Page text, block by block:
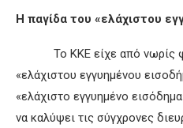
Η παγίδα του «ελάχιστου
Το ΚΚΕ είχε από νωρίς
«ελάχιστου εγγυημένου
«ελάχιστο εγγυημένο
να καλύψει τις σύγχρονες